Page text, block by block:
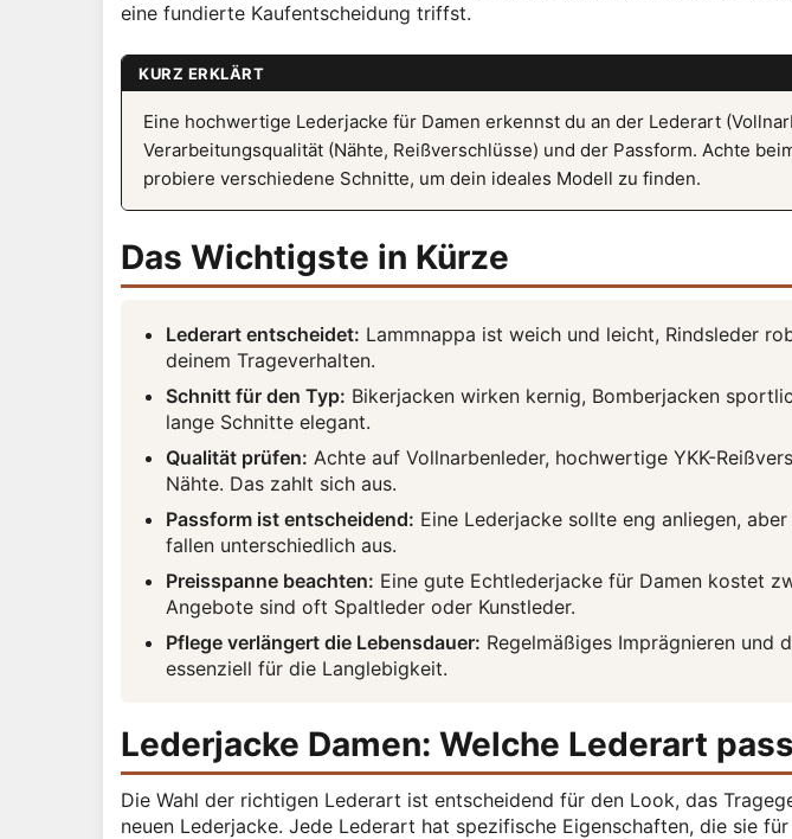
eine fundierte Kaufentscheidung triffst.
KURZ ERKLÄRT
Eine hochwertige Lederjacke für Damen erkennst du an der Lederart
Verarbeitungsqualität (Nähte, Reißverschlüsse) und der Passform. Achte
probiere verschiedene Schnitte, um dein ideales Modell zu finden.
Das Wichtigste in Kürze
Lederart entscheidet: Lammnappa ist weich und leicht, Rindsleder
deinem Trageverhalten.
Schnitt für den Typ: Bikerjacken wirken kernig, Bomberjacken
lange Schnitte elegant.
Qualität prüfen: Achte auf Vollnarbenleder, hochwertige YKK-
Nähte. Das zahlt sich aus.
Passform ist entscheidend: Eine Lederjacke sollte eng anliegen,
fallen unterschiedlich aus.
Preisspanne beachten: Eine gute Echtlederjacke für Damen kostet
Angebote sind oft Spaltleder oder Kunstleder.
Pflege verlängert die Lebensdauer: Regelmäßiges Imprägnieren und
essenziell für die Langlebigkeit.
Lederjacke Damen: Welche Lederart
Die Wahl der richtigen Lederart ist entscheidend für den Look, das
neuen Lederjacke. Jede Lederart hat spezifische Eigenschaften, die sie